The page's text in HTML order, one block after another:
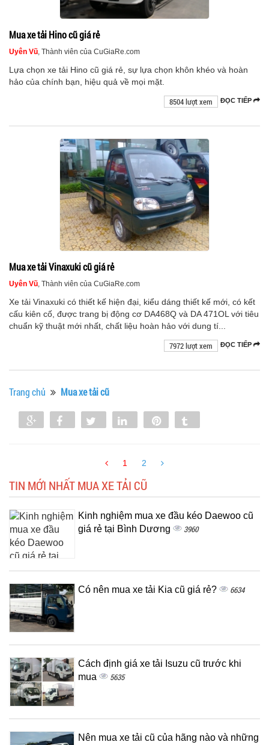
Mua xe tải Hino cũ giá rẻ
Uyên Vũ, Thành viên của CuGiaRe.com
Lựa chọn xe tải Hino cũ giá rẻ, sự lựa chọn khôn khéo và hoàn
hảo của chính bạn, hiệu quả về mọi mặt.
ĐỌC TIẾP
8504 lượt xem
Mua xe tải Vinaxuki cũ giá rẻ
Uyên Vũ, Thành viên của CuGiaRe.com
Xe tải Vinaxuki có thiết kế hiện đại, kiểu dáng thiết kế mới, có kết
cấu kiên cố, được trang bị động cơ DA468Q và DA 471OL với tiêu
chuẩn kỹ thuật mới nhất, chất liệu hoàn hảo với dung tí...
ĐỌC TIẾP
7972 lượt xem
Trang chủ Mua xe tải cũ
Share Share Tweet Share
1 2
TIN MỚI NHẤT MUA XE TẢI CŨ
Kinh nghiệm mua xe đầu kéo Daewoo cũ
giá rẻ tại Bình Dương
3960
Có nên mua xe tải Kia cũ giá rẻ? 6634
Cách định giá xe tải Isuzu cũ trước khi
mua
5635
Nên mua xe tải cũ của hãng nào và những